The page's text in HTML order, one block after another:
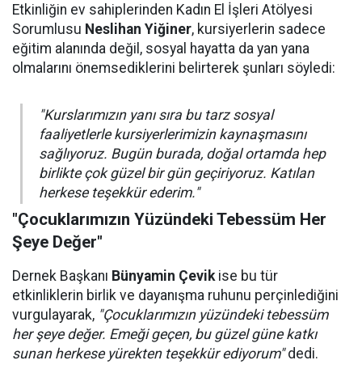
Etkinliğin ev sahiplerinden Kadın El İşleri Atölyesi
Sorumlusu Neslihan Yiğiner, kursiyerlerin sadece
eğitim alanında değil, sosyal hayatta da yan yana
olmalarını önemsediklerini belirterek şunları söyledi:
"Kurslarımızın yanı sıra bu tarz sosyal
faaliyetlerle kursiyerlerimizin kaynaşmasını
sağlıyoruz. Bugün burada, doğal ortamda hep
birlikte çok güzel bir gün geçiriyoruz. Katılan
herkese teşekkür ederim."
"Çocuklarımızın Yüzündeki Tebessüm Her
Şeye Değer"
Dernek Başkanı Bünyamin Çevikise bu tür
etkinliklerin birlik ve dayanışma ruhunu perçinlediğini
vurgulayarak, "Çocuklarımızın yüzündeki tebessüm
her şeye değer. Emeği geçen, bu güzel güne katkı
sunan herkese yürekten teşekkür ediyorum"dedi.